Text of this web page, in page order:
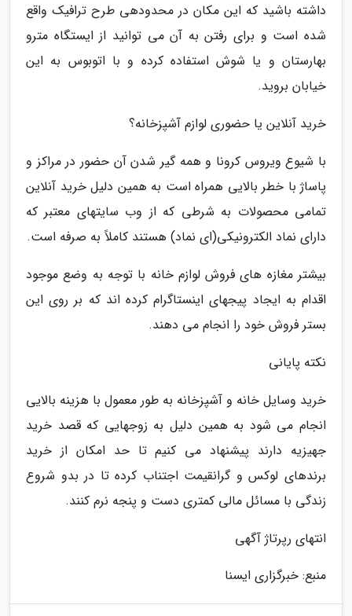
داشته باشید که این مکان در محدوده­ی طرح ترافیک واقع
شده است و برای رفتن به آن می ­توانید از ایستگاه مترو
بهارستان و یا شوش استفاده کرده و با اتوبوس به این
خیابان بروید.
خرید آنلاین یا حضوری لوازم آشپزخانه؟
با شیوع ویروس کرونا و همه­ گیر شدن آن حضور در مراکز و
پاساژ با خطر بالایی همراه است به همین دلیل خرید آنلاین
تمامی محصولات به شرطی که از وب سایت­های معتبر که
دارای نماد الکترونیکی(ای نماد) هستند کاملاً به صرفه است.
بیشتر مغازه­ های فروش لوازم خانه با توجه به وضع موجود
اقدام به ایجاد پیج­های اینستاگرام کرده ­اند که بر روی این
بستر فروش خود را انجام می ­دهند.
نکته پایانی
خرید وسایل خانه و آشپزخانه به طور معمول با هزینه­ بالایی
انجام می­ شود به همین دلیل به زوج­­هایی که قصد خرید
جهیزیه دارند پیشنهاد می­ کنیم تا حد امکان از خرید
برندهای لوکس و گرانقیمت اجتناب کرده تا در بدو شروع
زندگی با مسائل مالی کمتری دست و پنجه نرم کنند.
انتهای رپرتاژ آگهی
منبع: خبرگزاری ایسنا